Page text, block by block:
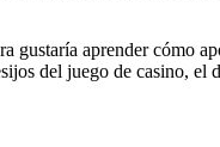
gustaría aprender cómo
del juego de casino, el